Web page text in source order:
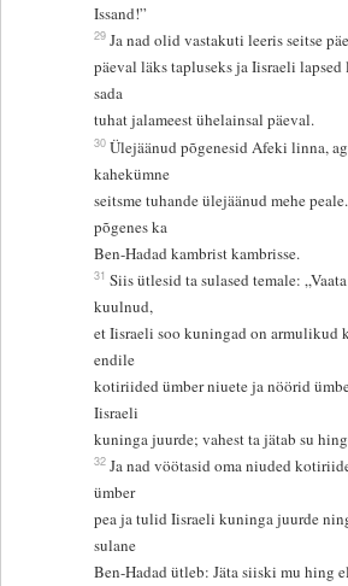
Issand!”
29 Ja nad olid vastakuti leeris seitse
päeval läks tapluseks ja Iisraeli lapsed
sada
tuhat jalameest ühelainsal päeval.
30 Ülejäänud põgenesid Afeki linna,
kahekümne
seitsme tuhande ülejäänud mehe
põgenes ka
Ben-Hadad kambrist kambrisse.
31 Siis ütlesid ta sulased temale:
kuulnud,
et Iisraeli soo kuningad on armulikud
endile
kotiriided ümber niuete ja nöörid
Iisraeli
kuninga juurde; vahest ta jätab su
32 Ja nad vöötasid oma niuded
ümber
pea ja tulid Iisraeli kuninga juurde
sulane
Ben-Hadad ütleb: Jäta siiski mu hing